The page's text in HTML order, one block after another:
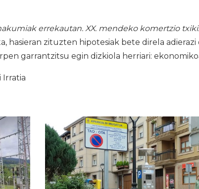
errekautan. XX. mendeko komertzio
hasieran zituzten hipotesiak bete direla
garrantzitsu egin dizkiola herriari:
Irratia